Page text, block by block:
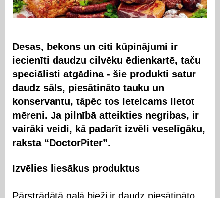
Desas, bekons un citi kūpinājumi ir
iecienīti daudzu cilvēku ēdienkartē, taču
speciālisti atgādina - šie produkti satur
daudz sāls, piesātināto tauku un
konservantu, tāpēc tos ieteicams lietot
mēreni. Ja pilnībā atteikties negribas, ir
vairāki veidi, kā padarīt izvēli veselīgāku,
raksta “DoctorPiter”.
Izvēlies liesākus produktus
Pārstrādātā gaļā bieži ir daudz piesātināto